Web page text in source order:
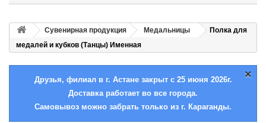
Сувенирная продукция Медальницы
Полка для
медалей и кубков (Танцы) Именная
×
Друзья, филиал в г. Астане закрыт с 25 июня 2026г.
Доставка работает во все города.
Самовывоз можно забрать только из г. Караганды.